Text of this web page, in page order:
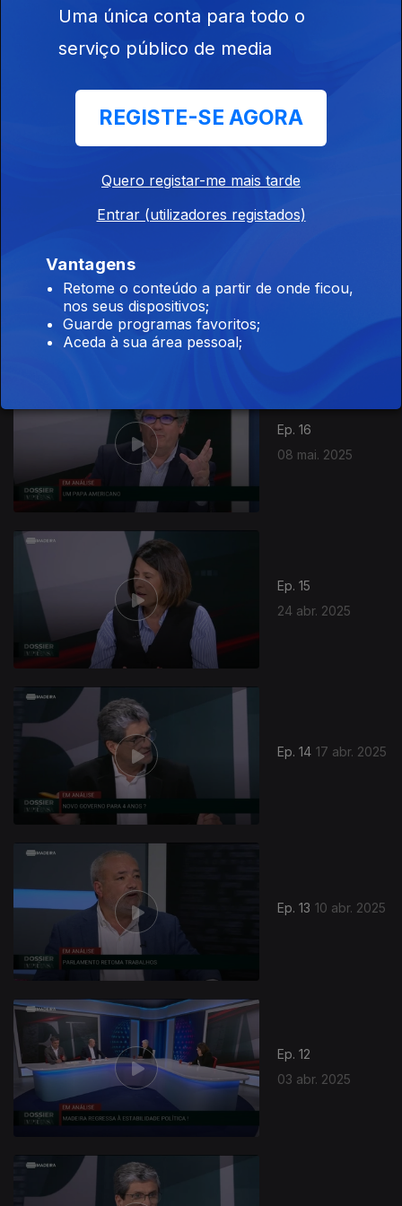
Ep. 17
09 mai. 2025
Ep. 16
08 mai. 2025
Ep. 15
24 abr. 2025
Ep. 14 17 abr. 2025
Ep. 13 10 abr. 2025
Ep. 12
03 abr. 2025
Uma única conta para todo o
serviço público de media
REGISTE-SE AGORA
Quero registar-me mais tarde
Entrar (utilizadores registados)
Vantagens
Retome o conteúdo a partir de onde ficou,
nos seus dispositivos;
Guarde programas favoritos;
Aceda à sua área pessoal;